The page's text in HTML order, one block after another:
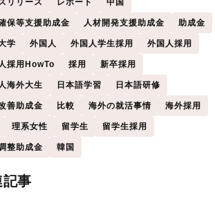
リリース レポート 中国
保等支援助成金 人材開発支援助成金 助成金
学 外国人 外国人学生採用 外国人採用
採用HowTo 採用 新卒採用
海外大生 日本語学習 日本語研修
善助成金 比較 海外の就活事情 海外採用
理系女性 留学生 留学生採用
整助成金 韓国
記事